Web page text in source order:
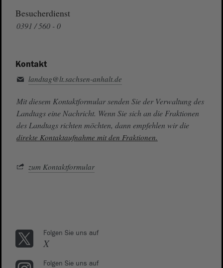
Besucherdienst
0391 / 560 - 0
Kontakt
landtag@lt.sachsen-anhalt.de
Mit diesem Kontaktformular senden Sie der Verwaltung des
Landtags eine Nachricht. Wenn Sie sich an die Fraktionen
des Landtags richten möchten, dann empfehlen wir die
direkte Kontaktaufnahme mit den Fraktionen.
zum Kontaktformular
Folgen Sie uns auf
X
Folgen Sie uns auf